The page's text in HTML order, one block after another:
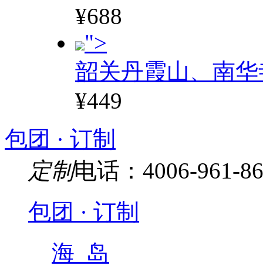
¥688
">
韶关丹霞山、南
¥449
包团 · 订制
定制电话：4006-961-
包团 · 订制
海 岛